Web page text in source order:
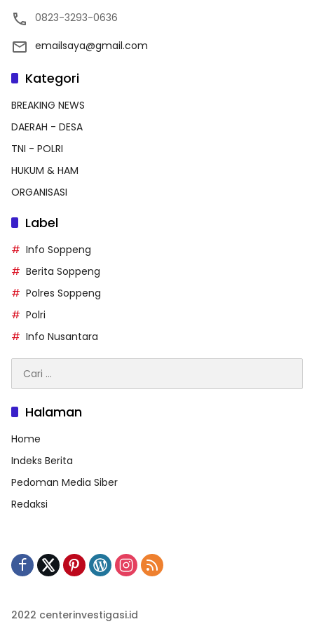
0823-3293-0636
emailsaya@gmail.com
Kategori
BREAKING NEWS
DAERAH - DESA
TNI - POLRI
HUKUM & HAM
ORGANISASI
Label
Info Soppeng
Berita Soppeng
Polres Soppeng
Polri
Info Nusantara
untuk:
Halaman
Home
Indeks Berita
Pedoman Media Siber
Redaksi
2022 centerinvestigasi.id